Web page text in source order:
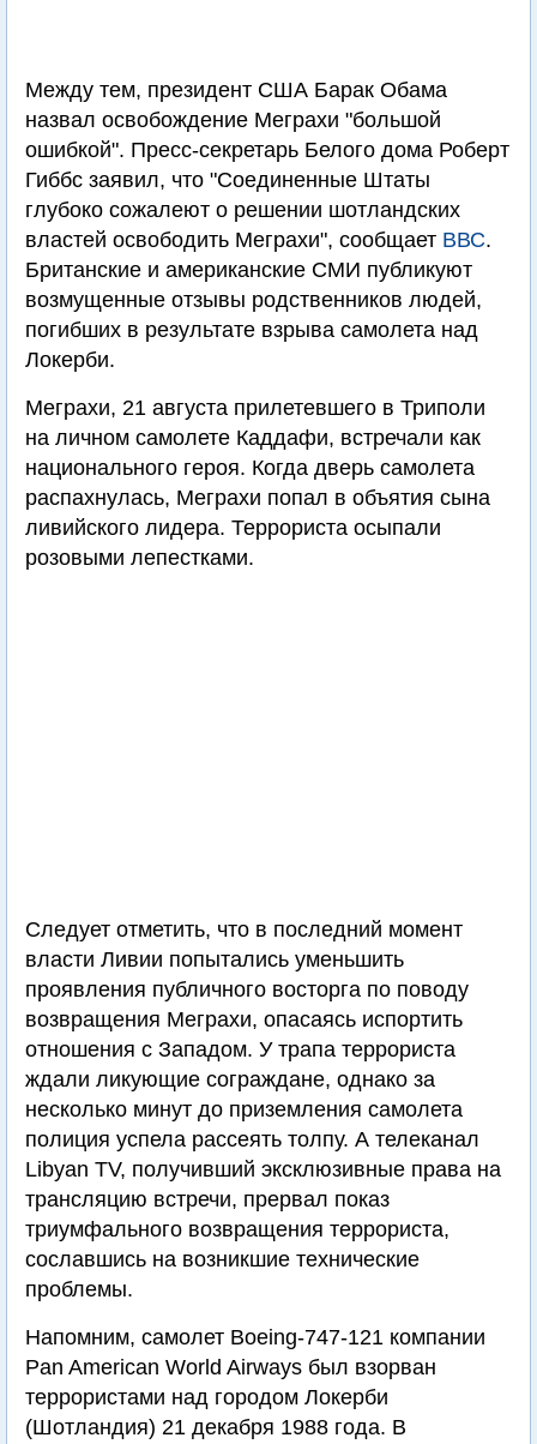
Между тем, президент США Барак Обама
назвал освобождение Меграхи "большой
ошибкой". Пресс-секретарь Белого дома Роберт
Гиббс заявил, что "Соединенные Штаты
глубоко сожалеют о решении шотландских
властей освободить Меграхи", сообщает ВВС.
Британские и американские СМИ публикуют
возмущенные отзывы родственников людей,
погибших в результате взрыва самолета над
Локерби.
Меграхи, 21 августа прилетевшего в Триполи
на личном самолете Каддафи, встречали как
национального героя. Когда дверь самолета
распахнулась, Меграхи попал в объятия сына
ливийского лидера. Террориста осыпали
розовыми лепестками.
Следует отметить, что в последний момент
власти Ливии попытались уменьшить
проявления публичного восторга по поводу
возвращения Меграхи, опасаясь испортить
отношения с Западом. У трапа террориста
ждали ликующие сограждане, однако за
несколько минут до приземления самолета
полиция успела рассеять толпу. А телеканал
Libyan TV, получивший эксклюзивные права на
трансляцию встречи, прервал показ
триумфального возвращения террориста,
сославшись на возникшие технические
проблемы.
Напомним, самолет Boeing-747-121 компании
Pan American World Airways был взорван
террористами над городом Локерби
(Шотландия) 21 декабря 1988 года. В